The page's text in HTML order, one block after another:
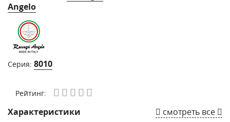
Angelo
Серия: 8010
Рейтинг:
Характеристики смотреть все